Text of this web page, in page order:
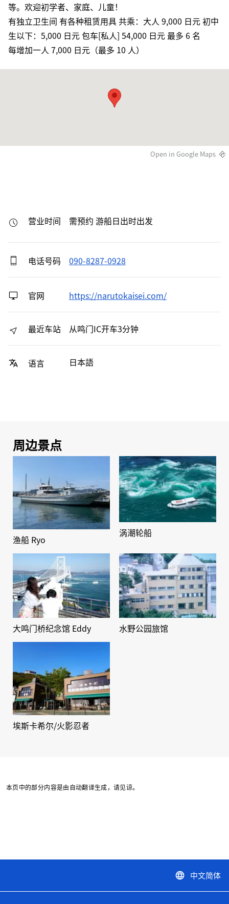
等。欢迎初学者、家庭、儿童！
有独立卫生间 有各种租赁用具 共乘：大人 9,000 日元 初中
生以下：5,000 日元 包车[私人] 54,000 日元 最多 6 名
每增加一人 7,000 日元（最多 10 人）
Open in Google Maps
营业时间 需预约 游船日出时出发
电话号码 090-8287-0928
官网 https://narutokaisei.com/
最近车站 从鸣门IC开车3分钟
语言 日本語
周边景点
渔船 Ryo
涡潮轮船
大鸣门桥纪念馆 Eddy 水野公园旅馆
埃斯卡希尔/火影忍者
本页中的部分内容是由自动翻译生成，请见谅。
language 中文简体